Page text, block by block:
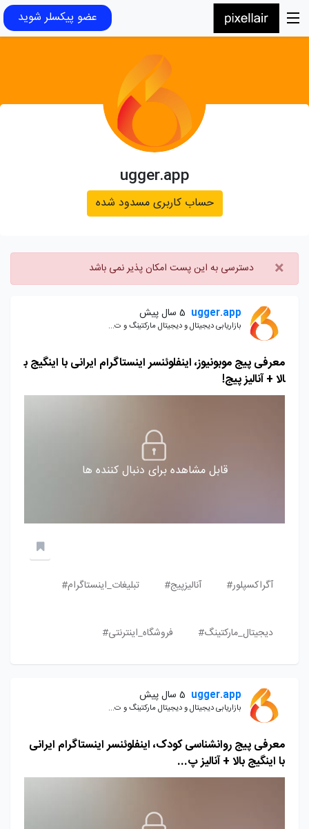
عضو پیکسلر شوید
ugger.app
حساب کاربری مسدود شده
× دسترسی به این پست امکان پذیر نمی باشد
ugger.app 5 سال پیش
بازاریابی دیجیتال و دیجیتال مارکتینگ و ت...
معرفی پیج موبونیوز، اینفلوئنسر اینستاگرام ایرانی با اینگیج ب
الا + آنالیز پیج!
قابل مشاهده برای دنبال کننده ها
آگراکسپلور# آنالیزپیج# تبلیغات_اینستاگرام#
دیجیتال_مارکتینگ# فروشگاه_اینترنتی#
ugger.app 5 سال پیش
بازاریابی دیجیتال و دیجیتال مارکتینگ و ت...
معرفی پیج روانشناسی کودک، اینفلوئنسر اینستاگرام ایرانی
با اینگیج بالا + آنالیز پ...